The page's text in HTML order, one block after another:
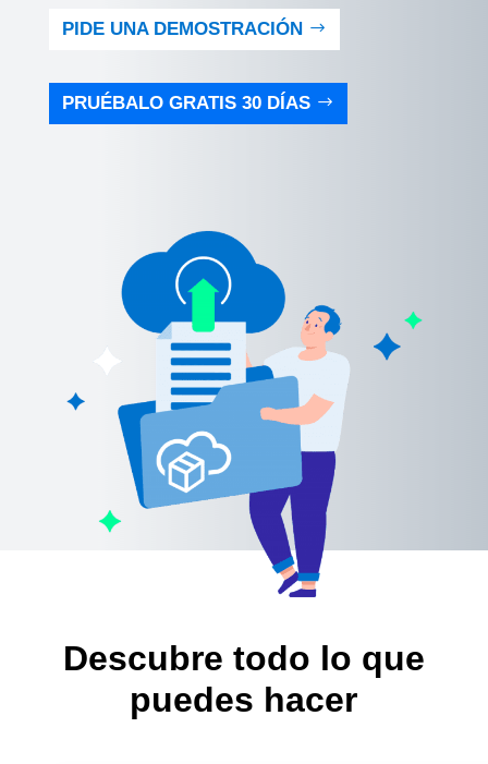
PIDE UNA DEMOSTRACIÓN
PRUÉBALO GRATIS 30 DÍAS
Descubre todo lo que
puedes hacer